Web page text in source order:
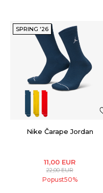
SPRING '26
Nike Čarape Jordan
11,00 EUR
22,00EUR
Popust50%